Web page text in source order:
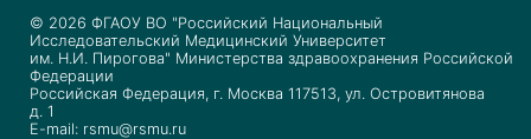
© 2026 ФГАОУ ВО "Российский Национальный
Исследовательский Медицинский Университет
им. Н.И. Пирогова" Министерства здравоохранения Российской
Федерации
Российская Федерация, г. Москва 117513, ул. Островитянова
д. 1
E-mail: rsmu@rsmu.ru